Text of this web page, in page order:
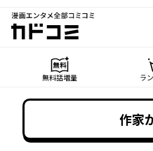
漫画エンタメ全部コミコミ
カドコミ
無料話増量 ラ
作家